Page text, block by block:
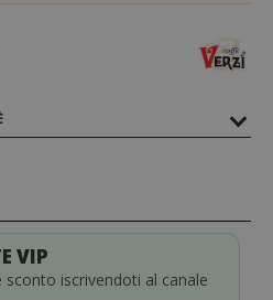
VIP
iscrivendoti al canale